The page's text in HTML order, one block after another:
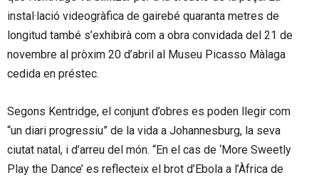
instal·lació videogràfica de gairebé quaranta metres de
longitud també s’exhibirà com a obra convidada del 21 de
novembre al pròxim 20 d’abril al Museu Picasso Màlaga
cedida en préstec.
Segons Kentridge, el conjunt d’obres es poden llegir com
“un diari progressiu” de la vida a Johannesburg, la seva
ciutat natal, i d’arreu del món. “En el cas de ‘More Sweetly
Play the Dance’ es reflecteix el brot d’Ebola a l’Àfrica de